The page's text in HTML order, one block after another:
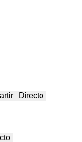
Directo